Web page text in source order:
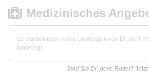
Medizinisches
Es wurden noch keine Leistungen von Dr. dent.
hinterlegt.
Sind Sie Dr. dent. Rotter? Jetzt